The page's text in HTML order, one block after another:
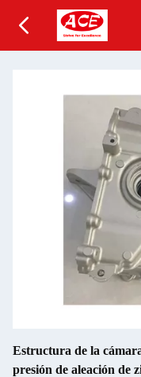
Estructura de la
presión de aleación de